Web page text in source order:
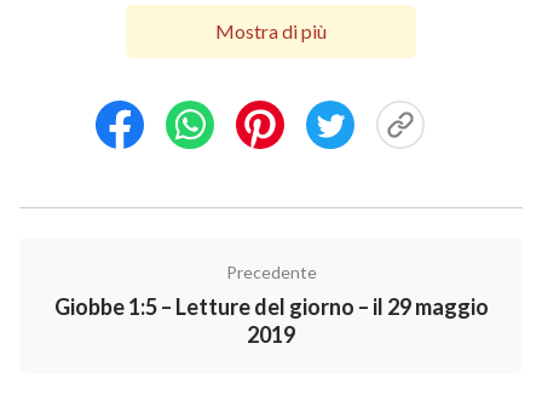
grado di praticarla; anche se conoscessi la tua
condizione interiore inadeguata (arroganza,
corruzione, ribellione), non saresti in grado di
correggerla o di soffocarla. […] Non pregare per
proprio fondamentale!”.
Quando non riusciamo a praticare la parola del
Signore, possiamo comunicare a Dio le nostre
difficoltà. E, quasi senza che ce ne accorgiamo, lo
Mostra di più
Precedente
Giobbe 1:5 – Letture del giorno – il 29 maggio
2019